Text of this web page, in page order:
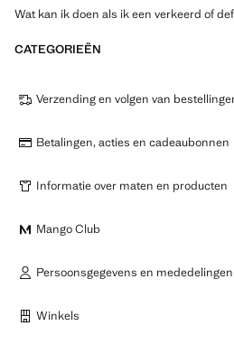
Wat kan ik doen als ik een verkeerd of
CATEGORIEËN
Verzending en volgen van
Betalingen, acties en cadeaubonnen
Informatie over maten en producten
Mango Club
Persoonsgegevens en mededelingen
Winkels